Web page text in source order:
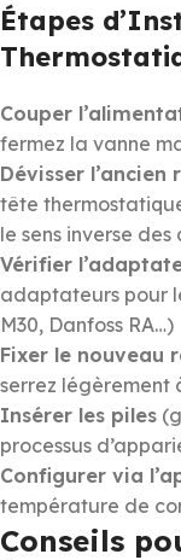
Étapes
Couper
fermez la vanne
Dévisser
tête
le sens inverse
Vérifier
adaptateurs pour
M30, Danfoss RA…)
Fixer le nouveau
serrez légèrement
Insérer les piles
processus
Configurer via
température de
Conseils